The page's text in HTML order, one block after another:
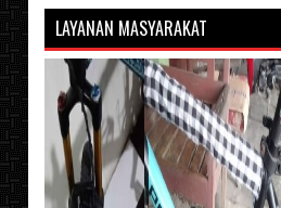
LAYANAN MASYARAKAT